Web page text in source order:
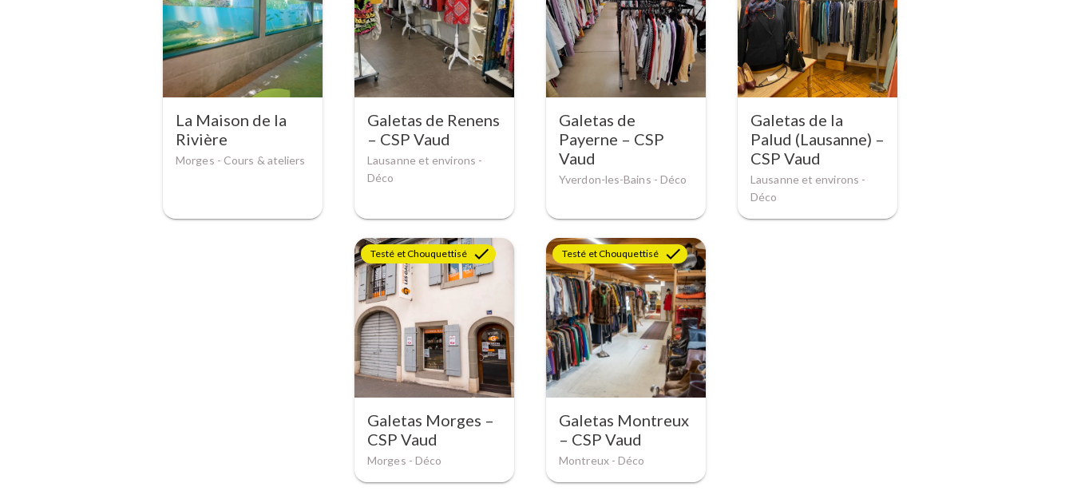
La Maison de la
Rivière
Morges - Cours & ateliers
Galetas de Renens
– CSP Vaud
Lausanne et environs -
Déco
Galetas de
Payerne – CSP
Vaud
Yverdon-les-Bains - Déco
Galetas de la
Palud (Lausanne) –
CSP Vaud
Lausanne et environs -
Déco
Testé et Chouquettisé
Galetas Morges –
CSP Vaud
Morges - Déco
Testé et Chouquettisé
Galetas Montreux
– CSP Vaud
Montreux -Déco